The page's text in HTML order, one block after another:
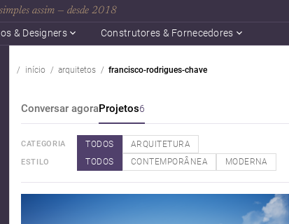
assim — desde 2018
& Designers Construtores & Fornecedores
início arquitetos francisco-rodrigues-chave
Conversar agoraProjetos6
CATEGORIA TODOS ARQUITETURA
ESTILO TODOS CONTEMPORÂNEA MODERNA